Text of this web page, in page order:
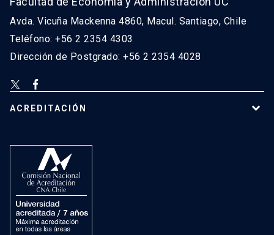
Avda. Vicuña Mackenna 4860, Macul. Santiago, Chile
Teléfono: +56 2 2354 4303
Dirección de Postgrado: +56 2 2354 4028
ACREDITACIÓN